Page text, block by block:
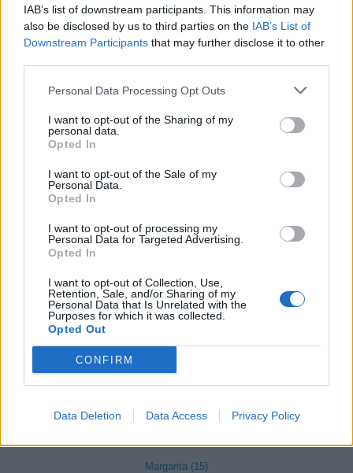
IAB’s list of downstream participants. This information may
also be disclosed by us to third parties on the IAB’s List of
Downstream Participants that may further disclose it to other
Personal Data Processing Opt Outs
I want to opt-out of the Sharing of my
personal data.
Opted In
I want to opt-out of the Sale of my
Personal Data.
Opted In
I want to opt-out of processing my
Personal Data for Targeted Advertising.
Opted In
I want to opt-out of Collection, Use,
Retention, Sale, and/or Sharing of my
Personal Data that Is Unrelated with the
Purposes for which it was collected.
Opted Out
CONFIRM
Data Deletion Data Access Privacy Policy
Grinzane Cavour (34)
Guarene (95)
Igliano (2)
Lagnasco (77)
La Morra (122)
Lequio Berria (10)
Levice (2)
Lisio (1)
Macra (1)
Mango (26)
Manta (55)
Margarita (15)